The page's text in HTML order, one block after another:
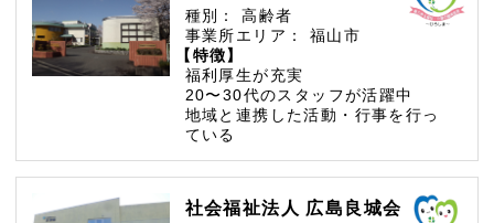
種別：
高齢者
事業所エリア：
福山市
【特徴】
福利厚生が充実
20〜30代のスタッフが活躍中
地域と連携した活動・行事を行っ
ている
社会福祉法人 広島良城会